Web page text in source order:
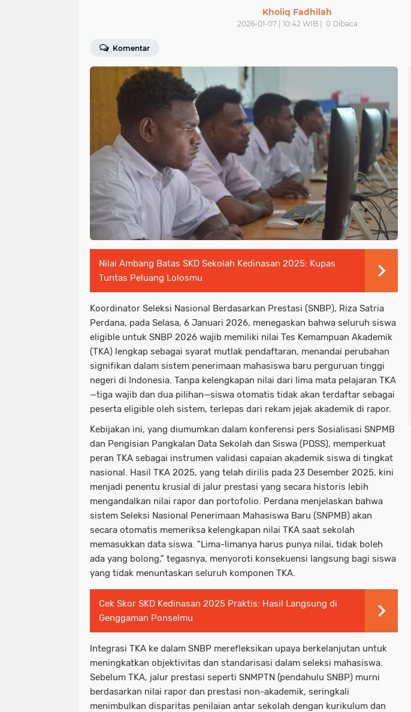
Kholiq Fadhilah
2026-01-07 | 10:42 WIB | 0Dibaca
Komentar
Nilai Ambang Batas SKD Sekolah Kedinasan 2025: Kupas
Tuntas Peluang Lolosmu
Koordinator Seleksi Nasional Berdasarkan Prestasi (SNBP), Riza Satria
Perdana, pada Selasa, 6 Januari 2026, menegaskan bahwa seluruh siswa
eligible untuk SNBP 2026 wajib memiliki nilai Tes Kemampuan Akademik
(TKA) lengkap sebagai syarat mutlak pendaftaran, menandai perubahan
signifikan dalam sistem penerimaan mahasiswa baru perguruan tinggi
negeri di Indonesia. Tanpa kelengkapan nilai dari lima mata pelajaran TKA
—tiga wajib dan dua pilihan—siswa otomatis tidak akan terdaftar sebagai
peserta eligible oleh sistem, terlepas dari rekam jejak akademik di rapor.
Kebijakan ini, yang diumumkan dalam konferensi pers Sosialisasi SNPMB
dan Pengisian Pangkalan Data Sekolah dan Siswa (PDSS), memperkuat
peran TKA sebagai instrumen validasi capaian akademik siswa di tingkat
nasional. Hasil TKA 2025, yang telah dirilis pada 23 Desember 2025, kini
menjadi penentu krusial di jalur prestasi yang secara historis lebih
mengandalkan nilai rapor dan portofolio. Perdana menjelaskan bahwa
sistem Seleksi Nasional Penerimaan Mahasiswa Baru (SNPMB) akan
secara otomatis memeriksa kelengkapan nilai TKA saat sekolah
memasukkan data siswa. "Lima-limanya harus punya nilai, tidak boleh
ada yang bolong," tegasnya, menyoroti konsekuensi langsung bagi siswa
yang tidak menuntaskan seluruh komponen TKA.
Cek Skor SKD Kedinasan 2025 Praktis: Hasil Langsung di
Genggaman Ponselmu
Integrasi TKA ke dalam SNBP merefleksikan upaya berkelanjutan untuk
meningkatkan objektivitas dan standarisasi dalam seleksi mahasiswa.
Sebelum TKA, jalur prestasi seperti SNMPTN (pendahulu SNBP) murni
berdasarkan nilai rapor dan prestasi non-akademik, seringkali
menimbulkan disparitas penilaian antar sekolah dengan kurikulum dan